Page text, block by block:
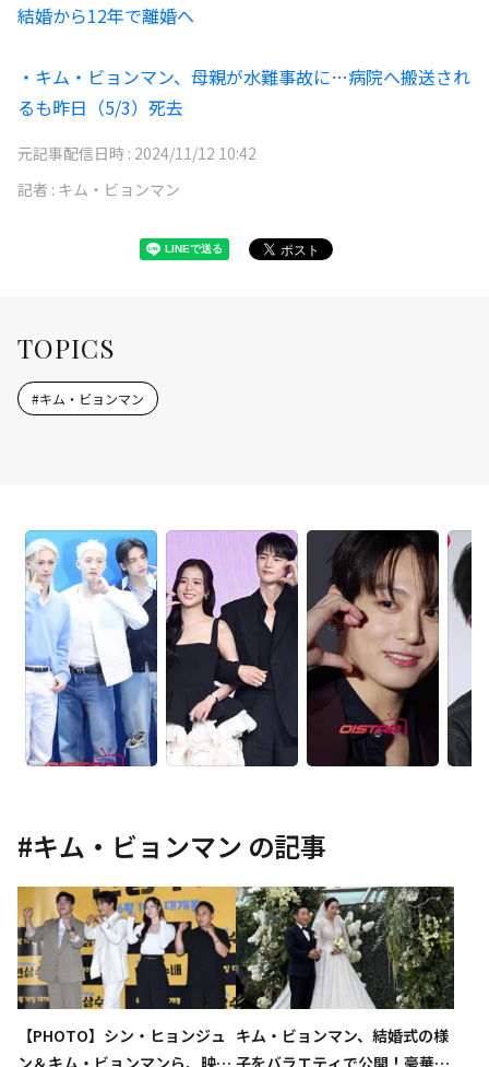
結婚から12年で離婚へ
・キム・ビョンマン、母親が水難事故に…病院へ搬送され
るも昨日（5/3）死去
元記事配信日時 : 2024/11/12 10:42
記者 : キム・ビョンマン
TOPICS
#キム・ビョンマン
#キム・ビョンマン の記事
【PHOTO】シン・ヒョンジュ キム・ビョンマン、結婚式の様